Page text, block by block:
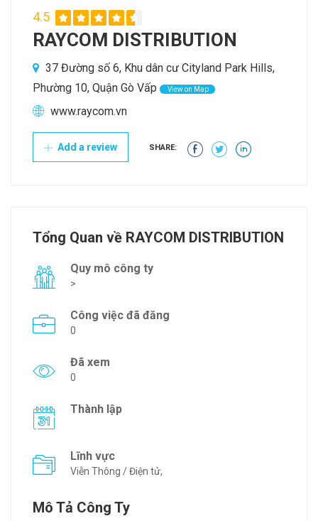
4.5
RAYCOM DISTRIBUTION
37 Đường số 6, Khu dân cư Cityland Park Hills,
Phường 10, Quận Gò Vấp
View on Map
www.raycom.vn
Add a review SHARE:
Tổng Quan về RAYCOM DISTRIBUTION
Quy mô công ty
>
Công việc đã đăng
0
Đã xem
0
Thành lập
Lĩnh vực
Viễn Thông / Điện tử,
Mô Tả Công Ty